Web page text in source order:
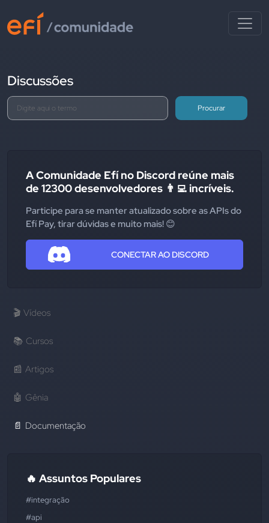
Discussões
Procurar
A Comunidade Efí no Discord reúne mais
de 12300 desenvolvedores 👨‍💻 incríveis.
Participe para se manter atualizado sobre as APIs do
Efí Pay, tirar dúvidas e muito mais! 😊
CONECTAR AO DISCORD
🎬 Vídeos
📚 Cursos
📰 Artigos
🤖 Gênia
📄 Documentação
🔥 Assuntos Populares
#integração
#api